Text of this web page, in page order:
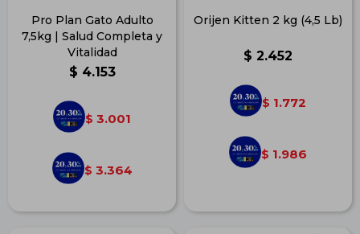
Pro Plan Gato Adulto
7,5kg | Salud Completa y
Vitalidad
$ 4.153
$ 3.001
$ 3.364
Orijen Kitten 2 kg (4,5 Lb)
$ 2.452
$ 1.772
$ 1.986